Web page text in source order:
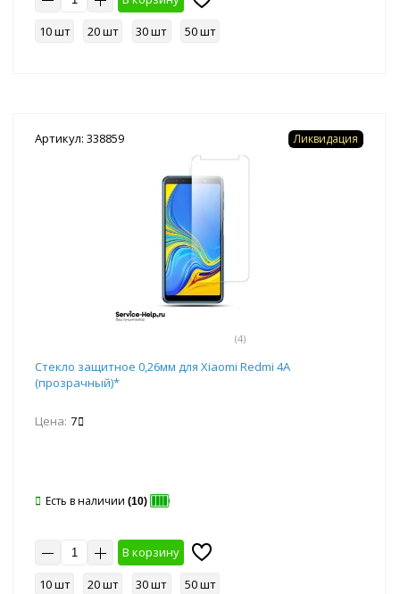
10 шт
20 шт 30 шт 50 шт
Артикул: 338859
(4)
Ликвидация
Стекло защитное 0,26мм для Xiaomi Redmi 4A
(прозрачный)*
Цена: 7
Есть в наличии (10)
В корзину
10 шт
20 шт 30 шт 50 шт